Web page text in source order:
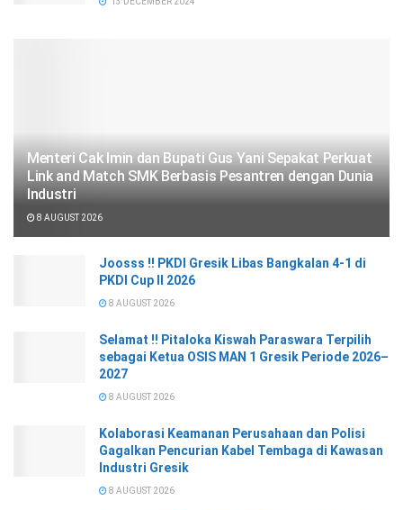
Menteri Cak Imin dan Bupati Gus Yani Sepakat Perkuat
Link and Match SMK Berbasis Pesantren dengan Dunia
Industri
8 AUGUST 2026
Joosss !! PKDI Gresik Libas Bangkalan 4-1 di
PKDI Cup II 2026
8 AUGUST 2026
Selamat !! Pitaloka Kiswah Paraswara Terpilih
sebagai Ketua OSIS MAN 1 Gresik Periode 2026–
2027
8 AUGUST 2026
Kolaborasi Keamanan Perusahaan dan Polisi
Gagalkan Pencurian Kabel Tembaga di Kawasan
Industri Gresik
8 AUGUST 2026